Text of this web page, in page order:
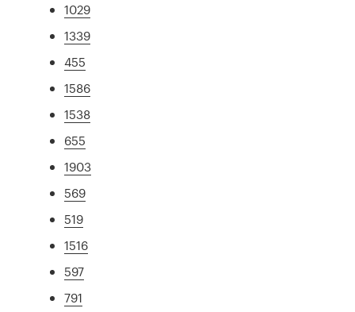
1029
1339
455
1586
1538
655
1903
569
519
1516
597
791